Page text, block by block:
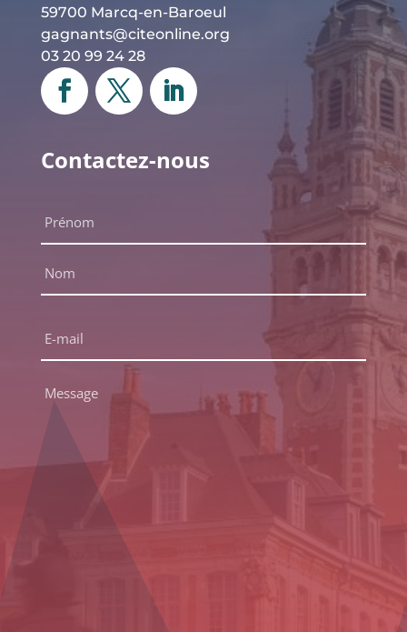
59700 Marcq-en-Baroeul
gagnants@citeonline.org
03 20 99 24 28
Contactez-nous
complet
mail
Message